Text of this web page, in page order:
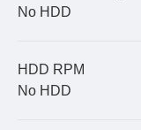
No HDD
HDD RPM
No HDD